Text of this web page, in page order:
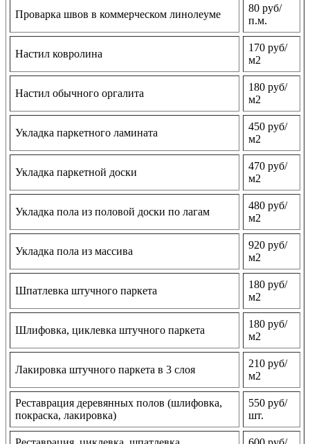
Проварка швов в коммерческом линолеуме
80 руб/
п.м.
Настил ковролина
170 руб/
м2
Настил обычного оргалита
180 руб/
м2
Укладка паркетного ламината
450 руб/
м2
Укладка паркетной доски
470 руб/
м2
Укладка пола из половой доски по лагам
480 руб/
м2
Укладка пола из массива
920 руб/
м2
Шпатлевка штучного паркета
180 руб/
м2
Шлифовка, циклевка штучного паркета
180 руб/
м2
Лакировка штучного паркета в 3 слоя
210 руб/
м2
Реставрация деревянных полов (шлифовка,
покраска, лакировка)
550 руб/
шт.